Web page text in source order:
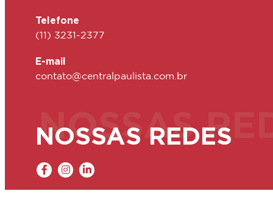
Telefone
(11) 3231-2377
E-mail
contato@centralpaulista.com.br
NOSSAS
NOSSAS REDES